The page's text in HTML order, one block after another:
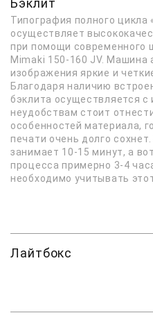
Бэклит
Типография полного цикла
осуществляет
при помощи современного
Mimaki 150-160 JV. Машина
изображения яркие и
Благодаря наличию
бэклита осуществляется
неудобствам стоит
особенностей материала,
печати очень долго
занимает 10-15 минут, а
процесса примерно 3-4
необходимо учитывать
Лайтбокс